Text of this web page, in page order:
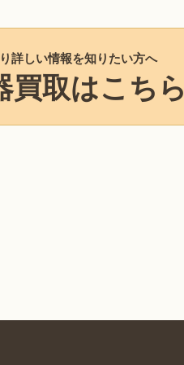
詳しい情報を知りたい方へ
買取はこちら